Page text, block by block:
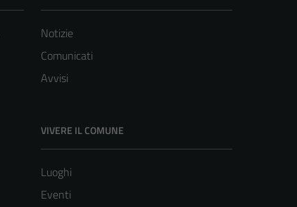
Notizie
Comunicati
Avvisi
VIVERE IL COMUNE
Luoghi
Eventi